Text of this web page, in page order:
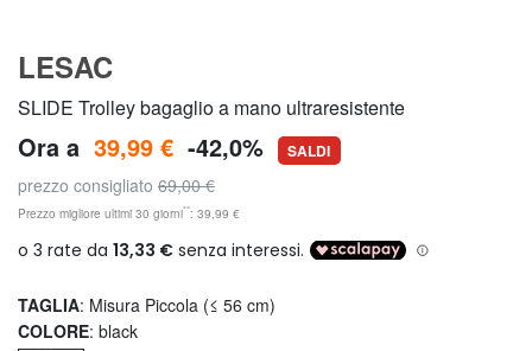
LESAC
SLIDE Trolley bagaglio a mano ultraresistente
Ora a 39,99 € -42,0% SALDI
prezzo consigliato 69,00 €
Prezzo migliore ultimi 30 giorni**: 39,99 €
TAGLIA: Misura Piccola (≤ 56 cm)
COLORE: black